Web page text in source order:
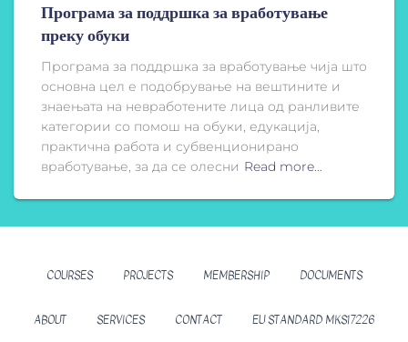
Програма за поддршка за вработување
преку обуки
Програма за поддршка за вработување чија што
основна цел е подобрување на вештините и
знаењата на невработените лица од ранливите
категории со помош на обуки, едукација,
практична работа и субвенционирано
вработување, за да се олесни Read more…
COURSES PROJECTS MEMBERSHIP DOCUMENTS
ABOUT SERVICES CONTACT EU STANDARD MKS17226